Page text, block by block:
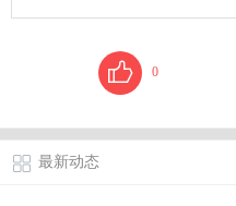
0
最新动态